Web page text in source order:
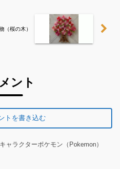
桜の木）
ント
トを書き込む
キャラクターポケモン（Pokemon）